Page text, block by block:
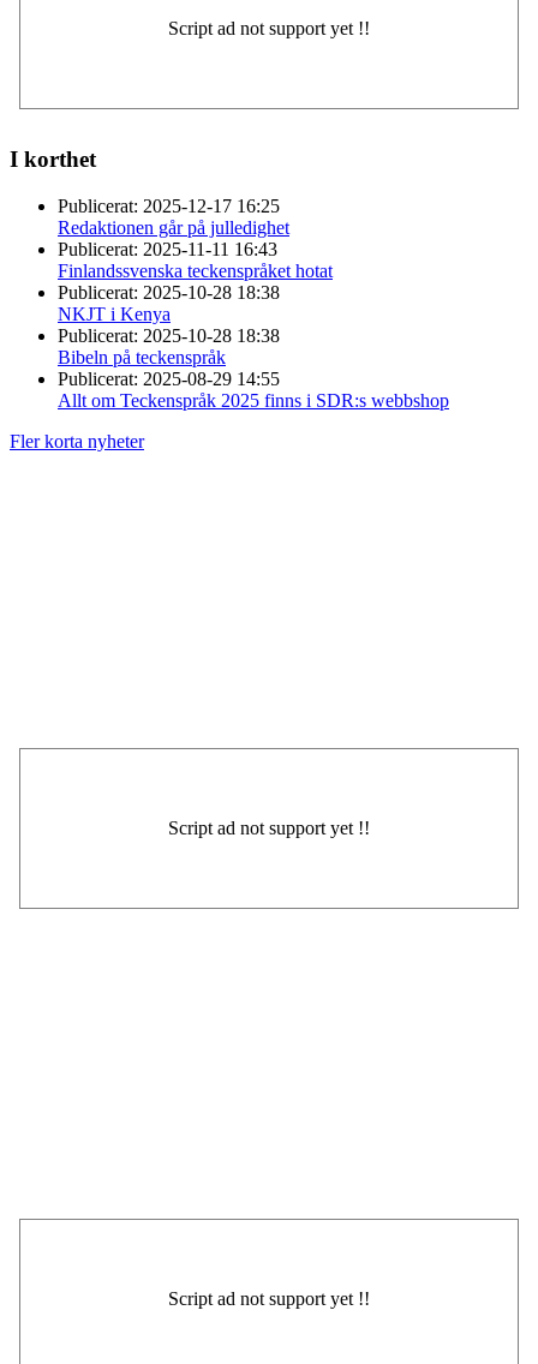
I korthet
Publicerat: 2025-12-17 16:25
Redaktionen går på julledighet
Publicerat: 2025-11-11 16:43
Finlandssvenska teckenspråket hotat
Publicerat: 2025-10-28 18:38
NKJT i Kenya
Publicerat: 2025-10-28 18:38
Bibeln på teckenspråk
Publicerat: 2025-08-29 14:55
Allt om Teckenspråk 2025 finns i SDR:s webbshop
Fler korta nyheter